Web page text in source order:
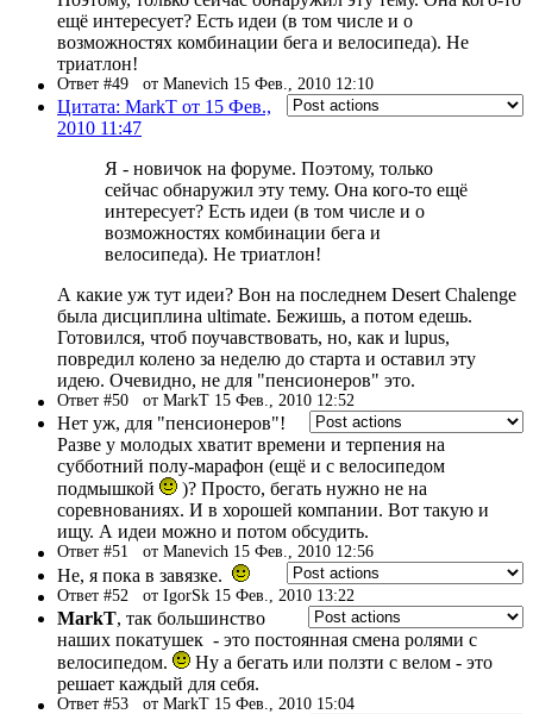
ещё интересует? Есть идеи (в том числе и о
возможностях комбинации бега и велосипеда). Не
триатлон!
Ответ #49 от Manevich 15 Фев., 2010 12:10
Цитата: MarkT от 15 Фев.,
2010 11:47
Я - новичок на форуме. Поэтому, только
сейчас обнаружил эту тему. Она кого-то ещё
интересует? Есть идеи (в том числе и о
возможностях комбинации бега и
велосипеда). Не триатлон!
А какие уж тут идеи? Вон на последнем Desert Chalenge
была дисциплина ultimate. Бежишь, а потом едешь.
Готовился, чтоб поучавствовать, но, как и lupus,
повредил колено за неделю до старта и оставил эту
идею. Очевидно, не для "пенсионеров" это.
Ответ #50 от MarkT 15 Фев., 2010 12:52
Нет уж, для "пенсионеров"!
Разве у молодых хватит времени и терпения на
субботний полу-марафон (ещё и с велосипедом
подмышкой
)? Просто, бегать нужно не на
соревнованиях. И в хорошей компании. Вот такую и
ищу. А идеи можно и потом обсудить.
Ответ #51 от Manevich 15 Фев., 2010 12:56
Не, я пока в завязке.
Ответ #52 от IgorSk 15 Фев., 2010 13:22
MarkT, так большинство
наших покатушек - это постоянная смена ролями с
велосипедом.
Ну а бегать или ползти с велом - это
решает каждый для себя.
Ответ #53 от MarkT 15 Фев., 2010 15:04